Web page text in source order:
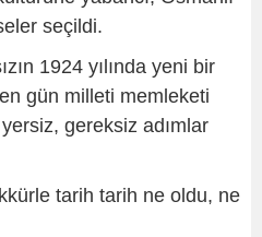
seçildi.
1924 yılında yeni bir
gün milleti memleketi
gereksiz adımlar
tarih tarih ne oldu, ne